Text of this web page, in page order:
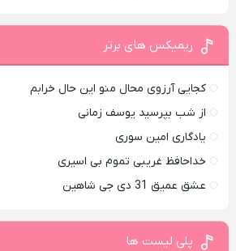
ریمیکس های برتر
کجایی آرزوی محال منو این حال خرابم
از شب بپرسید یوسف زمانی
یادگاری امین سوری
خداحافظ غریبی تموم بی اسیری
عشق عمیق 31 دی جی شاهین
پلی لیست ها